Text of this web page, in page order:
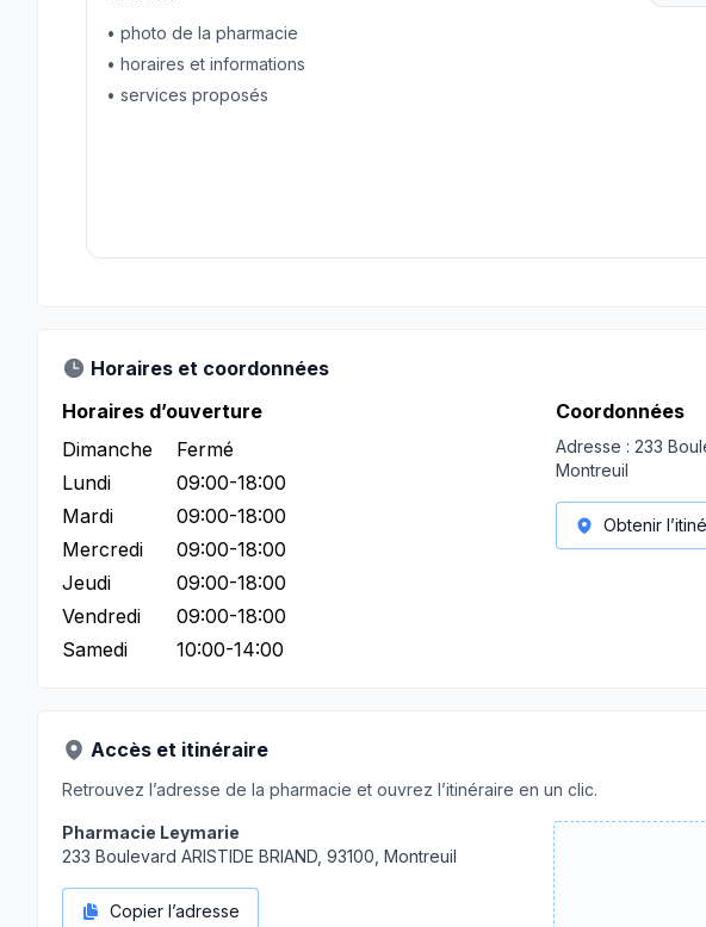
• photo de la pharmacie
• horaires et informations
• services proposés
Horaires et coordonnées
Horaires d’ouverture
Dimanche
Fermé
Lundi
09:00-18:00
Mardi
09:00-18:00
Mercredi
09:00-18:00
Jeudi
09:00-18:00
Vendredi
09:00-18:00
Samedi
10:00-14:00
Coordonnées
Adresse : 233
Montreuil
Obtenir
Accès et itinéraire
Retrouvez l’adresse de la pharmacie et ouvrez l’itinéraire en un clic.
Pharmacie Leymarie
233 Boulevard ARISTIDE BRIAND, 93100, Montreuil
Copier l’adresse